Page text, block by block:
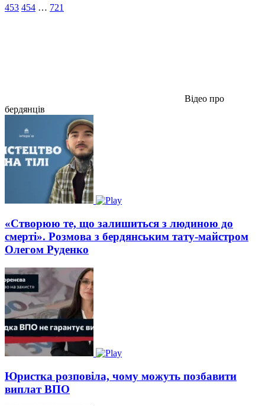
453 454 … 721
Відео про
бердянців
«Створюю те, що залишиться з людиною до
смерті». Розмова з бердянським тату-майстром
Олегом Руденко
Юристка розповіла, чому можуть позбавити
виплат ВПО